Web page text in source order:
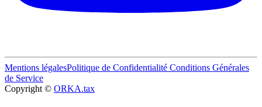
Mentions légalesPolitique de Confidentialité Conditions Générales
de Service
Copyright © ORKA.tax